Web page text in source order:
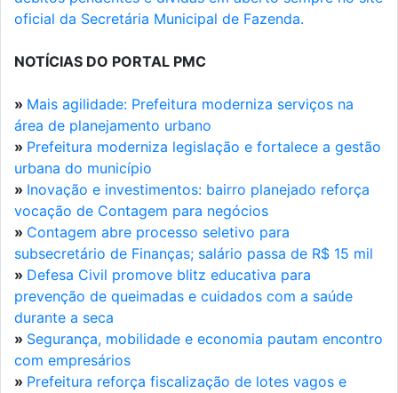
oficial da Secretária Municipal de Fazenda.
NOTÍCIAS DO PORTAL PMC
» Mais agilidade: Prefeitura moderniza serviços na
área de planejamento urbano
» Prefeitura moderniza legislação e fortalece a gestão
urbana do município
» Inovação e investimentos: bairro planejado reforça
vocação de Contagem para negócios
» Contagem abre processo seletivo para
subsecretário de Finanças; salário passa de R$ 15 mil
» Defesa Civil promove blitz educativa para
prevenção de queimadas e cuidados com a saúde
durante a seca
» Segurança, mobilidade e economia pautam encontro
com empresários
» Prefeitura reforça fiscalização de lotes vagos e